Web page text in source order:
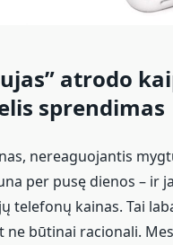
atrodo
sprendimas
nereaguojantis
per pusę dienos – ir
telefonų kainas. Tai
ne būtinai racionali.